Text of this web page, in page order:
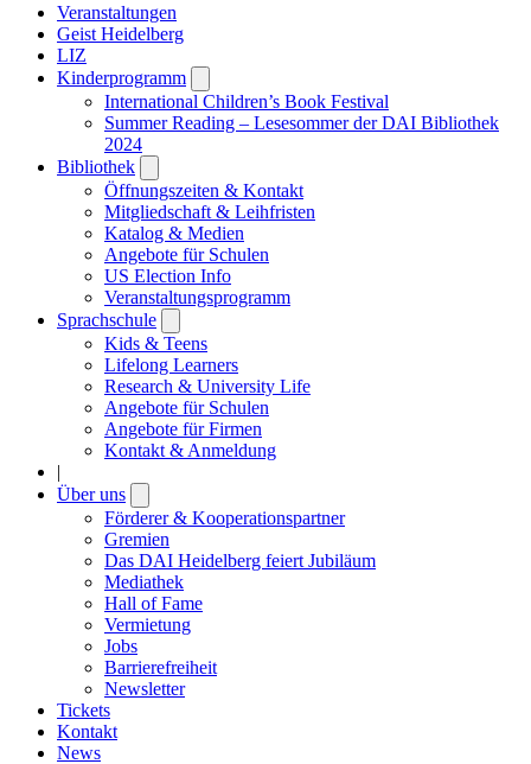
Veranstaltungen
Geist Heidelberg
LIZ
Kinderprogramm
submenu
International Children’s Book Festival
Summer Reading – Lesesommer der DAI Bibliothek
2024
Bibliothek
submenu
Öffnungszeiten & Kontakt
Mitgliedschaft & Leihfristen
Katalog & Medien
Angebote für Schulen
US Election Info
Veranstaltungsprogramm
Sprachschule
submenu
Kids & Teens
Lifelong Learners
Research & University Life
Angebote für Schulen
Angebote für Firmen
Kontakt & Anmeldung
|
Über uns
submenu
Förderer & Kooperationspartner
Gremien
Das DAI Heidelberg feiert Jubiläum
Mediathek
Hall of Fame
Vermietung
Jobs
Barrierefreiheit
Newsletter
Tickets
Kontakt
News